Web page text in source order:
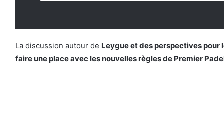
La discussion autour de Leygue et des perspectives pour
faire une place avec les nouvelles règles de Premier